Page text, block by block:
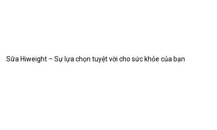
Sữa Hiweight – Sự lựa chọn tuyệt vời cho sức khỏe của bạn